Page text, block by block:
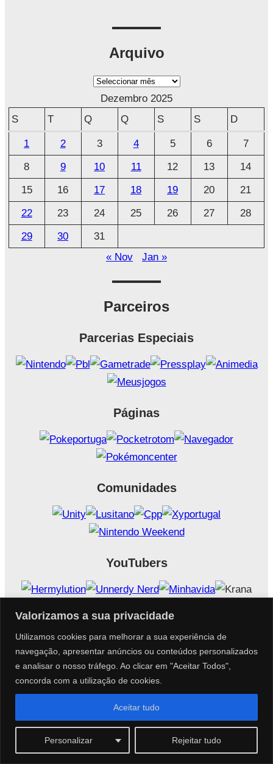
Valorizamos a sua privacidade
Utilizamos cookies para melhorar a sua experiência de
navegação, apresentar anúncios ou conteúdos personalizados
e analisar o nosso tráfego. Ao clicar em "Aceitar Todos",
concorda com a utilização de cookies.
Personalizar Rejeitar tudo
Aceitar tudo
Arquivo
A
v
o
Dezembro 2025
S
T Q Q S S D
1 2 3 4 5 6
7
8
9 10 11 12 13
14
15
16 17 18 19 20
21
22
23 24 25 26 27
28
29
30
31
« Nov
Jan »
Parceiros
Parcerias Especiais
Páginas
Comunidades
YouTubers
Sobre o PokéCenter Blog
é um site que se dedica a tudo
sobre o universo Pokémon.
Desde 2012, tem sido “a casa de todos os